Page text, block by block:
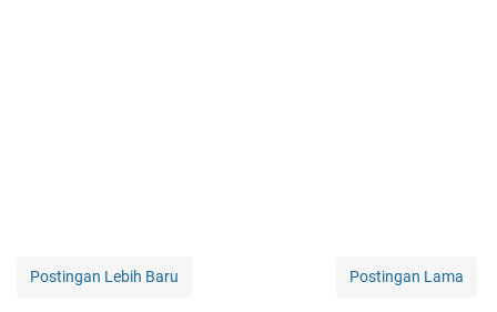
Postingan Lebih Baru Postingan Lama